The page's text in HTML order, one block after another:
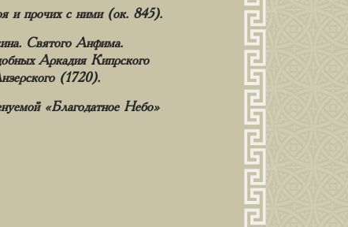
и прочих с ними (ок. 845).
Святого Анфима.
Аркадия Кипрского
(1720).
«Благодатное Небо»